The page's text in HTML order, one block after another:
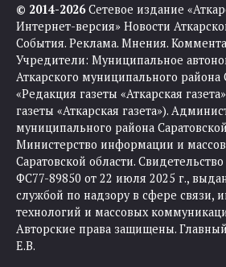
© 2014-2026Сетевое издание
Интернет-версия» Новости
События. Реклама. Мнения.
Учредители: Муниципальное
Аткарского муниципального района
«Редакция газеты «Аткарская
газеты «Аткарская газета»).
муниципального района
Министерство информации и
Саратовской области.
ФС77-89850 от 22 июля 2025 г.,
службой по надзору в сфере связи,
технологий и массовых
Авторские права защищены.
Е.В.